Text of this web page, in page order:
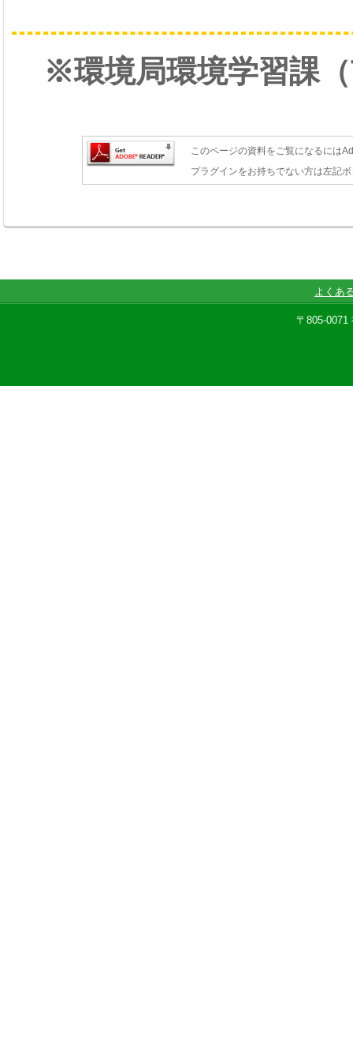
※環境局環境学習課
このページの資料をご覧になるには
プラグインをお持ちでない方は左記
よくあ
〒805-